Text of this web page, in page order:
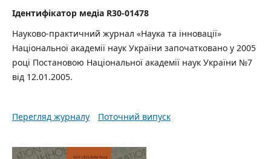
Ідентифікатор медіа R30-01478
Науково-практичний журнал «Наука та інновації»
Національної академії наук України започатковано у 2005
році Постановою Національної академії наук України №7
від 12.01.2005.
Перегляд журналу Поточний випуск